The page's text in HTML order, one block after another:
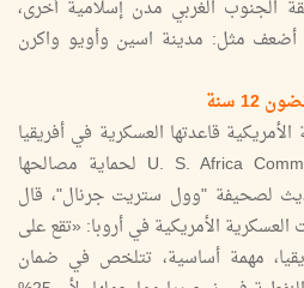
الغربي مدن إسلامية أخرى،
أضعف مثل: مدينة اسين وأويو واكرن
سنة
الأمريكية قاعدتها العسكرية في أفريقيا
(أفريكوم) (U. S. Africa Command (AFRICOM) لحماية مصالحها
لصحيفة "وول ستريت جرنال"، قال
العسكرية الأمريكية في أروبا: «تقع على
مهمة أساسية، تتلخص في ضمان